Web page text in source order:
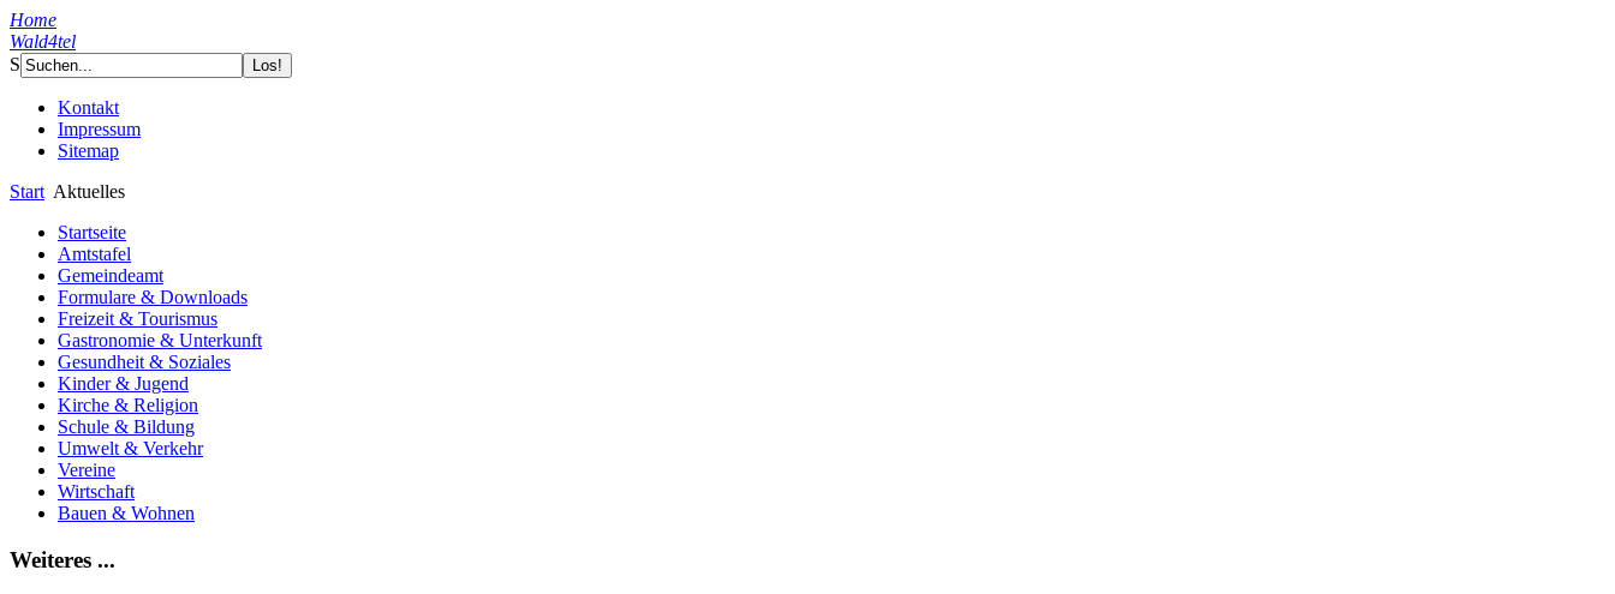
Home
Wald4tel
S
Kontakt
Impressum
Sitemap
Start Aktuelles
Startseite
Amtstafel
Gemeindeamt
Formulare & Downloads
Freizeit & Tourismus
Gastronomie & Unterkunft
Gesundheit & Soziales
Kinder & Jugend
Kirche & Religion
Schule & Bildung
Umwelt & Verkehr
Vereine
Wirtschaft
Bauen & Wohnen
Weiteres ...